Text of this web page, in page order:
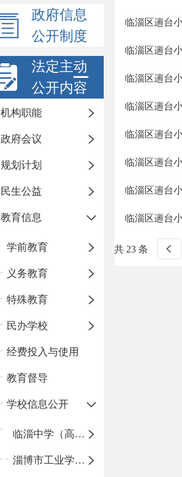
政府信息
公开制度
法定主动
公开内容
机构职能
政府会议
规划计划
民生公益
教育信息
学前教育
义务教育
特殊教育
民办学校
经费投入与使用
教育督导
学校信息公开
临淄中学（高中）
淄博市工业学校（中职学校）
临淄区遄台
临淄区遄台
临淄区遄台
临淄区遄台
临淄区遄台
临淄区遄台
临淄区遄台
临淄区遄台
共 23 条